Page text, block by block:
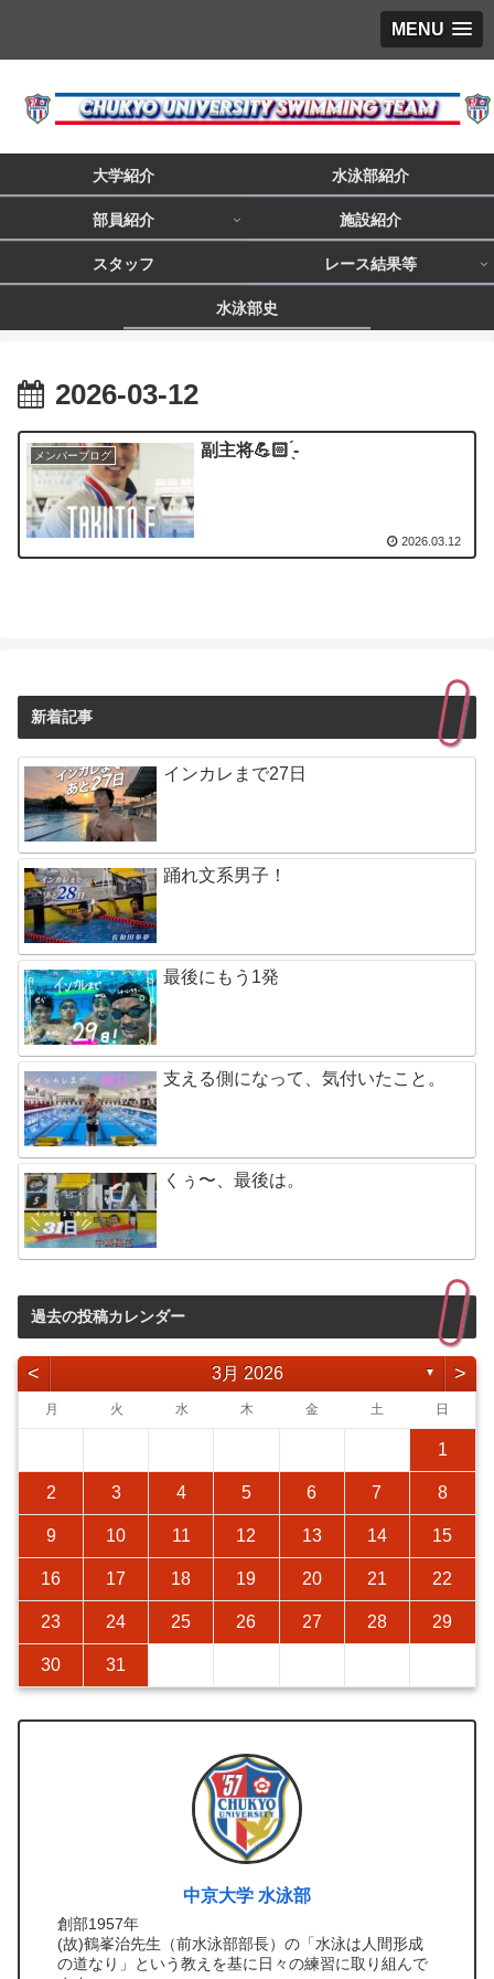
MENU
大学紹介 水泳部紹介
部員紹介 施設紹介
スタッフ レース結果等
水泳部史
2026-03-12
メンバーブログ 副主将💪🏻 ̖́-
2026.03.12
新着記事
インカレまで27日
踊れ文系男子！
最後にもう1発
支える側になって、気付いたこと。
くぅ〜、最後は。
過去の投稿カレンダー
< 3月 2026 ▼ >
月 火 水 木 金 土 日
1
2 3 4 5 6 7 8
9 10 11 12 13 14 15
16 17 18 19 20 21 22
23 24 25 26 27 28 29
30 31
中京大学 水泳部
創部1957年
(故)鶴峯治先生（前水泳部部長）の「水泳は人間形成
の道なり」という教えを基に日々の練習に取り組んで